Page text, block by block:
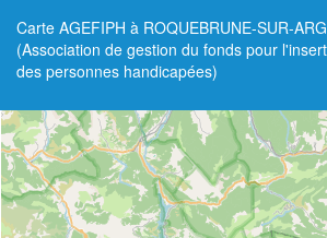
Carte AGEFIPH à ROQUEBRUNE-SUR-
(Association de gestion du fonds pour
des personnes handicapées)
+
−